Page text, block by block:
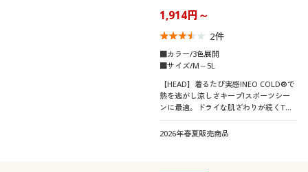
1,914円～
2件
■カラー/3色展開
■サイズ/M～5L
【HEAD】着るたび実感!NEO COLD®で
熱を逃がし涼しさキープ!スポーツシー
ンに最適。ドライな肌ざわりが続くTシ
ャツです。
2026年春夏販売商品